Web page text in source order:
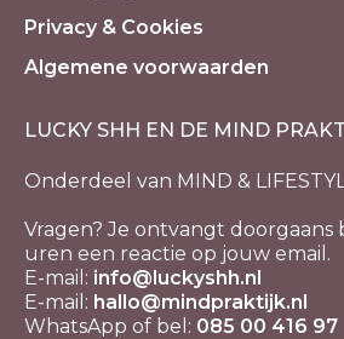
Privacy & Cookies
Algemene voorwaarden
LUCKY SHH EN DE MIND
Onderdeel van MIND &
Vragen? Je ontvangt doorgaans
uren een reactie op jouw email.
E-mail: info@luckyshh.nl
E-mail: hallo@mindpraktijk.nl
WhatsApp of bel: 085 00 416 97